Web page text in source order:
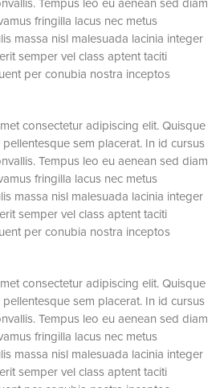
Tempus leo eu aenean sed diam
fringilla lacus nec metus
massa nisl malesuada lacinia integer
semper vel class aptent taciti
per conubia nostra inceptos
consectetur adipiscing elit. Quisque
sem placerat. In id cursus
Tempus leo eu aenean sed diam
fringilla lacus nec metus
massa nisl malesuada lacinia integer
semper vel class aptent taciti
per conubia nostra inceptos
consectetur adipiscing elit. Quisque
sem placerat. In id cursus
Tempus leo eu aenean sed diam
fringilla lacus nec metus
massa nisl malesuada lacinia integer
semper vel class aptent taciti